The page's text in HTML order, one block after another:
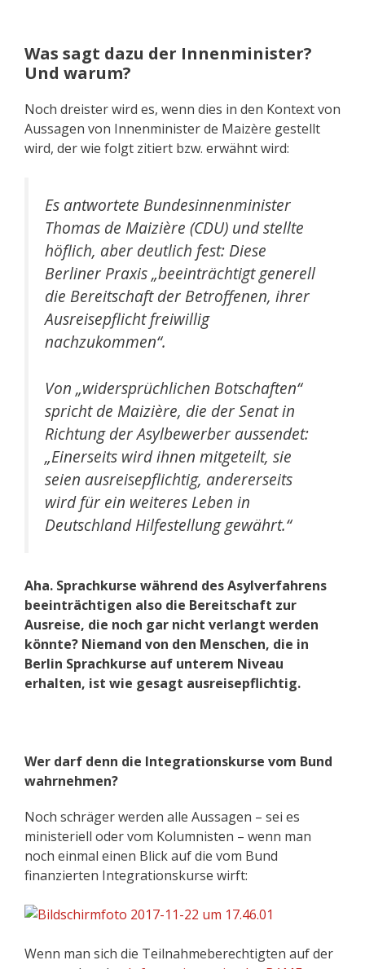
Was sagt dazu der Innenminister?
Und warum?
Noch dreister wird es, wenn dies in den Kontext von
Aussagen von Innenminister de Maizère gestellt
wird, der wie folgt zitiert bzw. erwähnt wird:
Es antwortete Bundesinnenminister
Thomas de Maizière (CDU) und stellte
höflich, aber deutlich fest: Diese
Berliner Praxis „beeinträchtigt generell
die Bereitschaft der Betroffenen, ihrer
Ausreisepflicht freiwillig
nachzukommen“.
Von „widersprüchlichen Botschaften“
spricht de Maizière, die der Senat in
Richtung der Asylbewerber aussendet:
„Einerseits wird ihnen mitgeteilt, sie
seien ausreisepflichtig, andererseits
wird für ein weiteres Leben in
Deutschland Hilfestellung gewährt.“
Aha. Sprachkurse während des Asylverfahrens
beeinträchtigen also die Bereitschaft zur
Ausreise, die noch gar nicht verlangt werden
könnte? Niemand von den Menschen, die in
Berlin Sprachkurse auf unterem Niveau
erhalten, ist wie gesagt ausreisepflichtig.
Wer darf denn die Integrationskurse vom Bund
wahrnehmen?
Noch schräger werden alle Aussagen – sei es
ministeriell oder vom Kolumnisten – wenn man
noch einmal einen Blick auf die vom Bund
finanzierten Integrationskurse wirft:
Wenn man sich die Teilnahmeberechtigten auf der